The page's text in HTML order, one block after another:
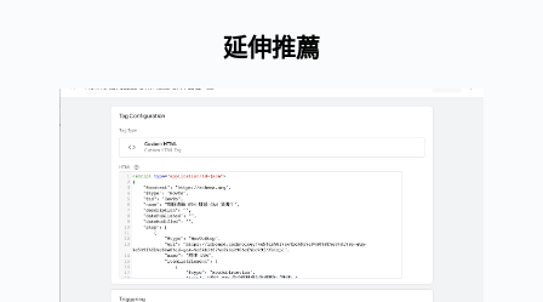
延伸推薦